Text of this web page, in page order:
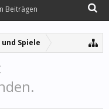
und Spiele
Beiträgen